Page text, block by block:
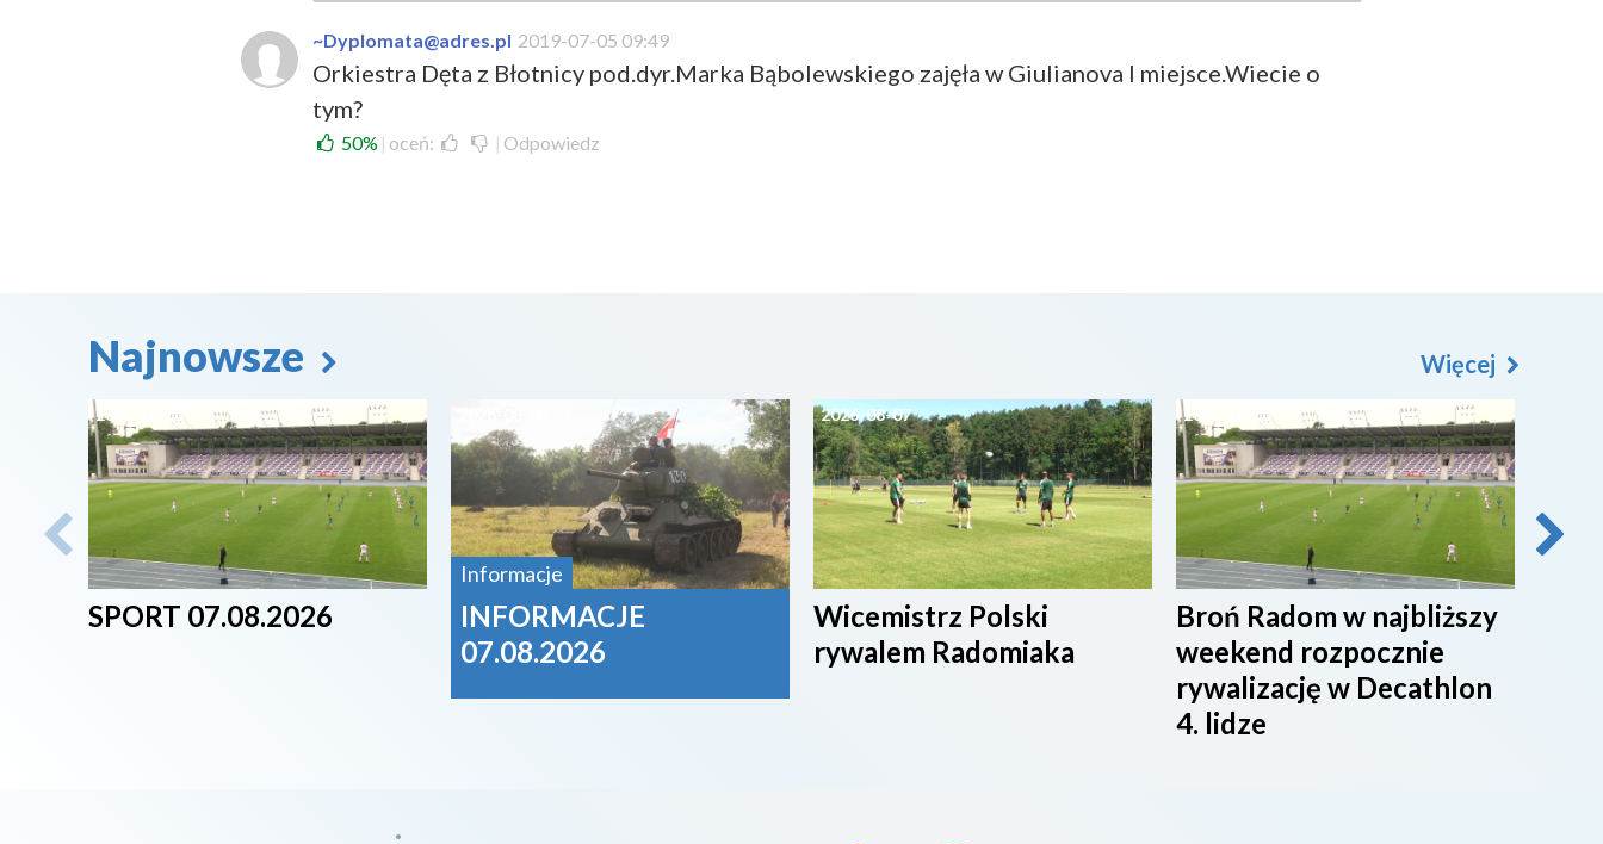
~Dyplomata@adres.pl 2019-07-05 09:49
Orkiestra Dęta z Błotnicy pod.dyr.Marka Bąbolewskiego zajęła w Giulianova I miejsce.Wiecie o
tym?
50% | oceń: | Odpowiedz
Najnowsze
2026-08-07
SPORT 07.08.2026
Informacje
INFORMACJE
07.08.2026
2026-08-07
Wicemistrz Polski
rywalem Radomiaka
2026-08-07
Broń Radom w najbliższy
weekend rozpocznie
rywalizację w Decathlon
4. lidze
Więcej